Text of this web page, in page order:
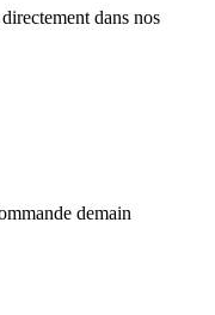
dans nos
demain